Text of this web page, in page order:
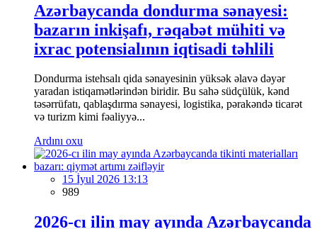
Azərbaycanda dondurma sənayesi:
bazarın inkişafı, rəqabət mühiti və
ixrac potensialının iqtisadi təhlili
Dondurma istehsalı qida sənayesinin yüksək əlavə dəyər
yaradan istiqamətlərindən biridir. Bu sahə südçülük, kənd
təsərrüfatı, qablaşdırma sənayesi, logistika, pərakəndə ticarət
və turizm kimi fəaliyyə...
Ardını oxu
15 İyul 2026 13:13
989
2026-cı ilin may ayında Azərbaycanda